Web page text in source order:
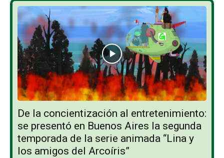
De la concientización al entretenimiento:
se presentó en Buenos Aires la segunda
temporada de la serie animada “Lina y
los amigos del Arcoíris”